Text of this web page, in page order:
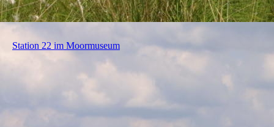
Station 22 im Moormuseum